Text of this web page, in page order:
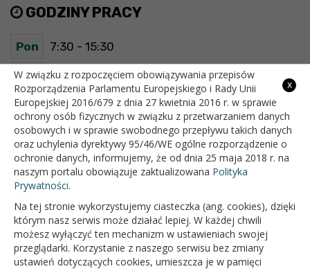
GODZINY PRACY
Pon 7:30 - 15:30
Wt 7:30 - 15:30
Śr 7:30 - 15:30
Czw 7:30 - 15:30
Pt 7:30 - 15:30
OFICJALNY SERWIS INTERNETOWY GMINY BIAŁOPOLE
x
W związku z rozpoczęciem obowiązywania przepisów
Rozporządzenia Parlamentu Europejskiego i Rady Unii
Europejskiej 2016/679 z dnia 27 kwietnia 2016 r. w sprawie
ochrony osób fizycznych w związku z przetwarzaniem danych
osobowych i w sprawie swobodnego przepływu takich danych
oraz uchylenia dyrektywy 95/46/WE ogólne rozporządzenie o
ochronie danych, informujemy, że od dnia 25 maja 2018 r. na
naszym portalu obowiązuje zaktualizowana Polityka
Prywatności.
Na tej stronie wykorzystujemy ciasteczka (ang. cookies), dzięki
którym nasz serwis może działać lepiej. W każdej chwili
możesz wyłączyć ten mechanizm w ustawieniach swojej
przeglądarki. Korzystanie z naszego serwisu bez zmiany
ustawień dotyczących cookies, umieszcza je w pamięci